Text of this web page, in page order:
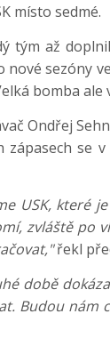
místo sedmé.
tým až
sezóny
bomba ale
Ondřej
se
USK, které
zvláště po
řekl
době
Budou nám